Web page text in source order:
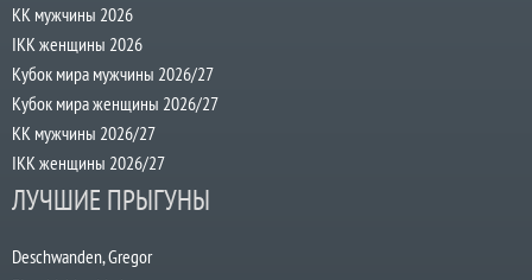
КК мужчины 2026
IKK женщины 2026
Кубок мира мужчины 2026/27
Кубок мира женщины 2026/27
КК мужчины 2026/27
IKK женщины 2026/27
ЛУЧШИЕ ПРЫГУНЫ
Deschwanden, Gregor